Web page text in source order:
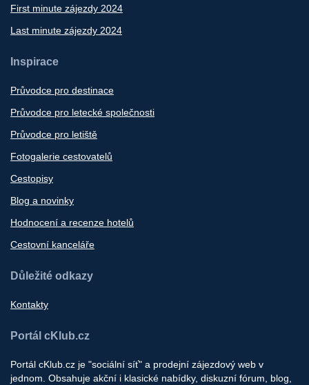
First minute zájezdy 2024
Last minute zájezdy 2024
Inspirace
Průvodce pro destinace
Průvodce pro letecké společnosti
Průvodce pro letiště
Fotogalerie cestovatelů
Cestopisy
Blog a novinky
Hodnocení a recenze hotelů
Cestovní kanceláře
Důležité odkazy
Kontakty
Portál cKlub.cz
Portál cKlub.cz je "sociální síť" a prodejní zájezdový web v
jednom. Obsahuje akční i klasické nabídky, diskuzní fórum, blog,